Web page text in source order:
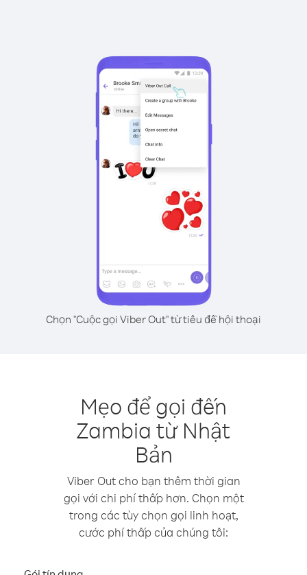
Chọn "Cuộc gọi Viber Out" từ tiêu đề hội thoại
Mẹo để gọi đến
Zambia từ Nhật
Bản
Viber Out cho bạn thêm thời gian
gọi với chi phí thấp hơn. Chọn một
trong các tùy chọn gọi linh hoạt,
cước phí thấp của chúng tôi: